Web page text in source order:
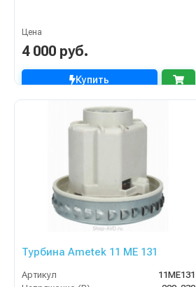
Цена
4 000 руб.
Купить
Турбина Ametek 11 ME 131
Артикул
11ME131